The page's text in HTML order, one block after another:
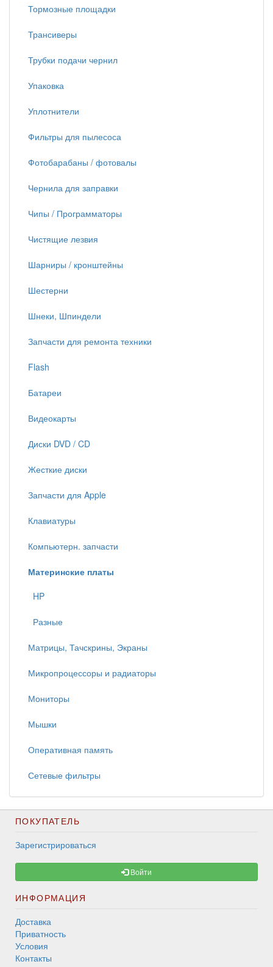
Тормозные площадки
Трансиверы
Трубки подачи чернил
Упаковка
Уплотнители
Фильтры для пылесоса
Фотобарабаны / фотовалы
Чернила для заправки
Чипы / Программаторы
Чистящие лезвия
Шарниры / кронштейны
Шестерни
Шнеки, Шпиндели
Запчасти для ремонта техники
Flash
Батареи
Видеокарты
Диски DVD / CD
Жесткие диски
Запчасти для Apple
Клавиатуры
Компьютерн. запчасти
Материнские платы
HP
Разные
Матрицы, Тачскрины, Экраны
Микропроцессоры и радиаторы
Мониторы
Мышки
Оперативная память
Сетевые фильтры
ПОКУПАТЕЛЬ
Зарегистрироваться
Войти
ИНФОРМАЦИЯ
Доставка
Приватность
Условия
Контакты